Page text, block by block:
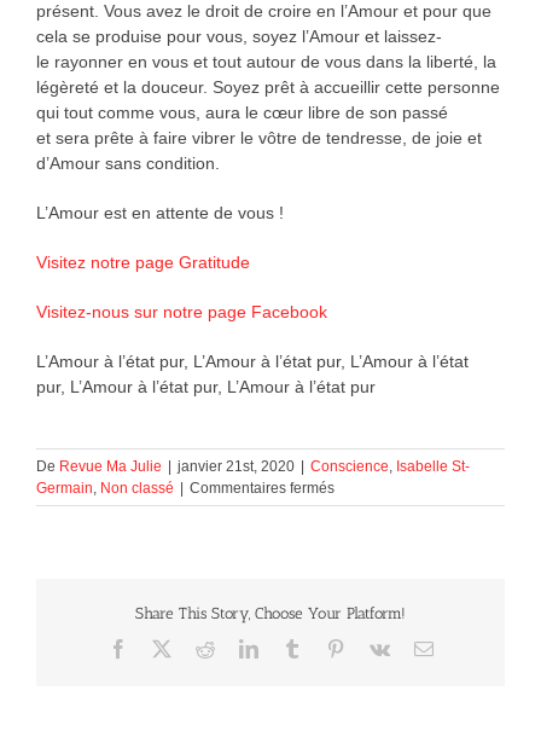
présent. Vous avez le droit de croire en l’Amour et pour que
cela se produise pour vous, soyez l’Amour et laissez-
le rayonner en vous et tout autour de vous dans la liberté, la
légèreté et la douceur. Soyez prêt à accueillir cette personne
qui tout comme vous, aura le cœur libre de son passé
et sera prête à faire vibrer le vôtre de tendresse, de joie et
d’Amour sans condition.
L’Amour est en attente de vous !
Visitez notre page Gratitude
Visitez-nous sur notre page Facebook
L’Amour à l’état pur, L’Amour à l’état pur, L’Amour à l’état
pur, L’Amour à l’état pur, L’Amour à l’état pur
De Revue Ma Julie janvier 21st, 2020 Conscience, Isabelle St-
Germain, Non classé Commentaires ferméssur
L’Amour
Share This Story, Choose Your Platform!
Facebook RedditLinkedInTumblr Pinterest
Vk Courriel